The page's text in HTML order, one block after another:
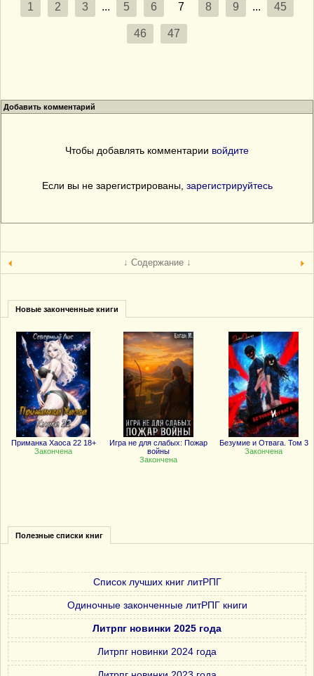
1 2 3 ... 5 6 7 8 9 ... 45
46 47
Добавить комментарий
Чтобы добавлять комментарии войдите
Если вы не зарегистрированы, зарегистрируйтесь
↓ Содержание ↓
Новые законченные книги
Приманка Хаоса 22 18+
Закончена
Игра не для слабых: Пожар
войны
Закончена
Безумие и Отвага. Том 3
Закончена
Полезные списки книг
Список лучших книг литРПГ
Одиночные законченные литРПГ книги
Литрпг новинки 2025 года
Литрпг новинки 2024 года